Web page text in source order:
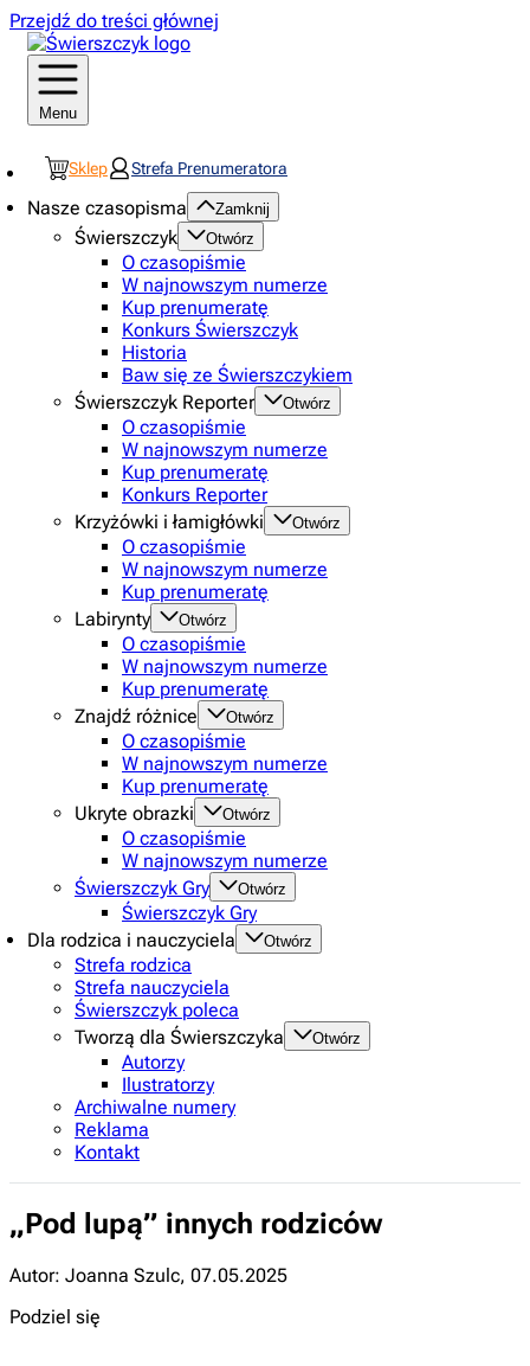
Przejdź do treści głównej
Menu
Sklep Strefa Prenumeratora
Nasze czasopisma Zamknij
Świerszczyk Otwórz
O czasopiśmie
W najnowszym numerze
Kup prenumeratę
Konkurs Świerszczyk
Historia
Baw się ze Świerszczykiem
Świerszczyk Reporter
Otwórz
O czasopiśmie
W najnowszym numerze
Kup prenumeratę
Konkurs Reporter
Krzyżówki i łamigłówki
Otwórz
O czasopiśmie
W najnowszym numerze
Kup prenumeratę
Labirynty
Otwórz
O czasopiśmie
W najnowszym numerze
Kup prenumeratę
Znajdź różnice
Otwórz
O czasopiśmie
W najnowszym numerze
Kup prenumeratę
Ukryte obrazki
Otwórz
O czasopiśmie
W najnowszym numerze
Świerszczyk Gry
Otwórz
Świerszczyk Gry
Dla rodzica i nauczyciela
Otwórz
Strefa rodzica
Strefa nauczyciela
Świerszczyk poleca
Tworzą dla Świerszczyka
Otwórz
Autorzy
Ilustratorzy
Archiwalne numery
Reklama
Kontakt
„Pod lupą” innych rodziców
Autor: Joanna Szulc, 07.05.2025
Podziel się